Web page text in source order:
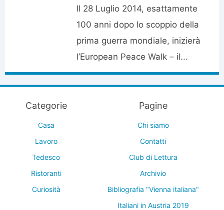
Il 28 Luglio 2014, esattamente
100 anni dopo lo scoppio della
prima guerra mondiale, inizierà
l’European Peace Walk – il...
Categorie
Casa
Lavoro
Tedesco
Ristoranti
Curiosità
Pagine
Chi siamo
Contatti
Club di Lettura
Archivio
Bibliografia "Vienna italiana"
Italiani in Austria 2019